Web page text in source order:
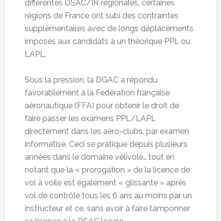
différentes DSAC/IR régionales, certaines
régions de France ont subi des contraintes
supplémentaires avec de longs déplacements
imposés aux candidats à un théorique PPL ou
LAPL.
Sous la pression, la DGAC a répondu
favorablement à la Fédération française
aéronautique (FFA) pour obtenir le droit de
faire passer les examens PPL/LAPL
directement dans les aéro-clubs, par examen
informatisé. Ceci se pratique depuis plusieurs
années dans le domaine vélivole… tout en
notant que la « prorogation » de la licence de
vol à voile est également « glissante » après
vol de contrôle tous les 6 ans au moins par un
instructeur et ce, sans avoir à faire tamponner